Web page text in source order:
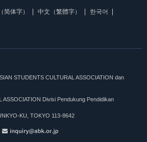
简体字） 中文（繁體字）
한국어
STUDENTS CULTURAL ASSOCIATION dan
ASSOCIATION Divisi Pendukung Pendidikan
KU, TOKYO 113-8642